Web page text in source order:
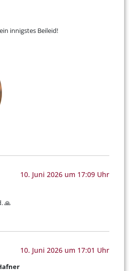
innigstes Beileid!
10. Juni 2026 um 17:09 Uhr
🙏
10. Juni 2026 um 17:01 Uhr